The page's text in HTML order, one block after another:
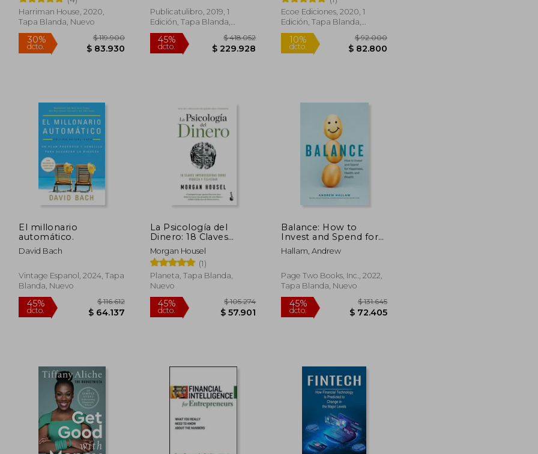
Harriman House, 2020,
Tapa Blanda, Nuevo
30%
dcto.
Boada; Emili Coll I Collet;
PatríCia Daura Tur; Miquel
Ferrero Campdelacreu;
Ricardo GarcíA-Nieto
Serratosa; Albert GrèBol
Publicatulibro, 2019, 1
Edición, Tapa Blanda,
Nuevo
45%
dcto.
Ecoe Ediciones, 2020, 1
Edición, Tapa Blanda,
Nuevo
El millonario
automático.
David Bach
Vintage Espanol, 2024, Tapa
Blanda, Nuevo
45%
dcto.
La Psicología del
Dinero: 18 Claves
Imperecederas Sobre
Riqueza Y Felicidad /
The Psychology of
Money
Morgan Housel
(1)
Planeta, Tapa Blanda,
Nuevo
45%
Balance: How to
Invest and Spend for
Happiness, Health,
and Wealth (en Inglés)
Hallam, Andrew
Page Two Books, Inc., 2022,
Tapa Blanda, Nuevo
dcto.